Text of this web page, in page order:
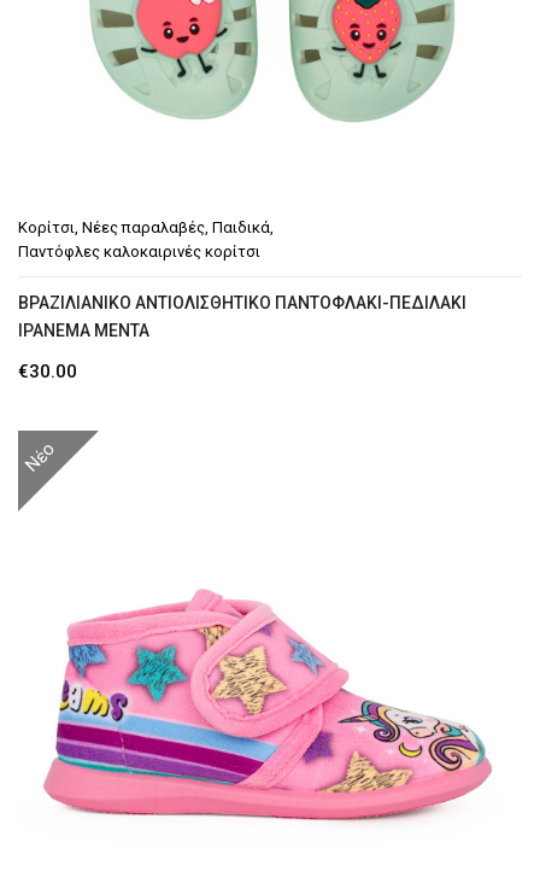
Κορίτσι Νέες παραλαβές Παιδικά
Παντόφλες καλοκαιρινές κορίτσι
ΒΡΑΖΙΛΙΆΝΙΚΟ ΑΝΤΙΟΛΙΣΘΗΤΙΚΌ ΠΑΝΤΟΦΛΆΚΙ-ΠΕΔΙΛΆΚΙ
IPANEMA ΜΈΝΤΑ
€30.00
Νέο